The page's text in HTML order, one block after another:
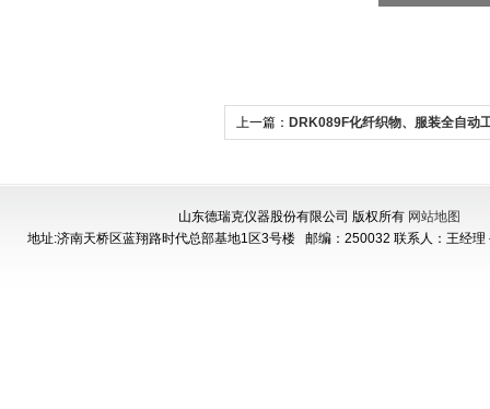
上一篇： DRK089F化纤织物、服装全自动
山东德瑞克仪器股份有限公司 版权所有 网站地图
地址:济南天桥区蓝翔路时代总部基地1区3号楼 邮编：250032 联系人：王经